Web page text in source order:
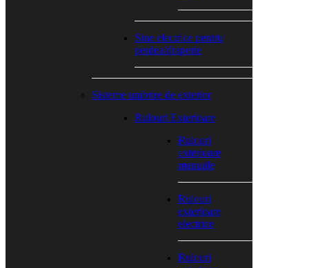
Sine electrice pentru
perdea/draperie
Sisteme umbrire de exterior
Rulouri Exterioare
Rulouri
exterioare
manuale
Rulouri
exterioare
electrice
Rulouri